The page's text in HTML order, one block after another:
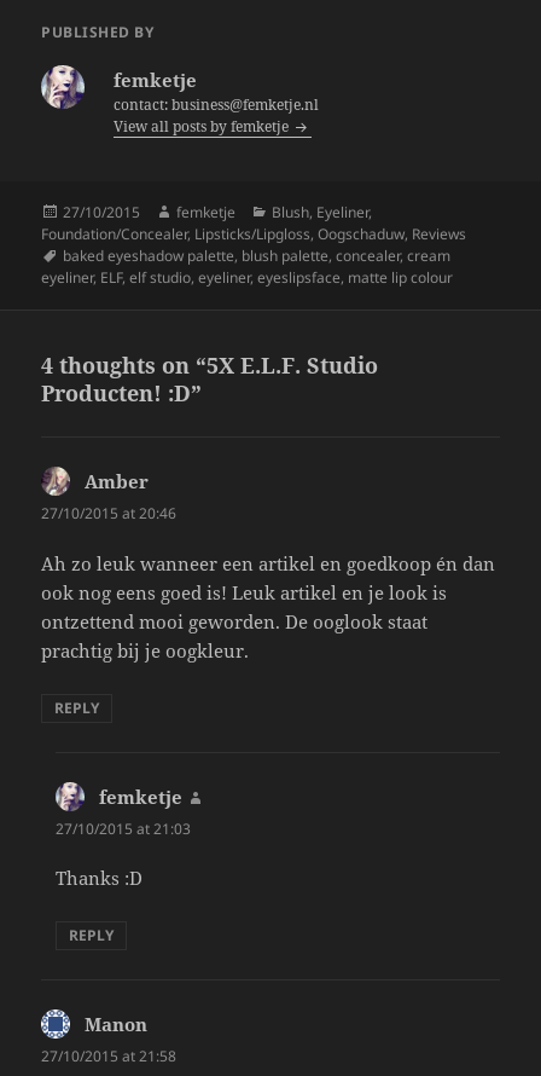
e er
PUBLISHED BY
femketje
contact: business@femketje.nl
View all posts by femketje
Posted
on
27/10/2015 Author
femketje Categories
Blush, Eyeliner,
Foundation/Concealer, Lipsticks/Lipgloss,Oogschaduw, Reviews
Tags
baked eyeshadow palette, blush palette,concealer,cream
eyeliner, ELF,elf studio,eyeliner,eyeslipsface, matte lip colour
4 thoughts on “5X E.L.F. Studio
Producten! :D”
Amber
27/10/2015 at 20:46
Ah zo leuk wanneer een artikel en goedkoop én dan
ook nog eens goed is! Leuk artikel en je look is
ontzettend mooi geworden. De ooglook staat
prachtig bij je oogkleur.
REPLY
femketje
27/10/2015 at 21:03
Thanks :D
REPLY
Manon
27/10/2015 at 21:58